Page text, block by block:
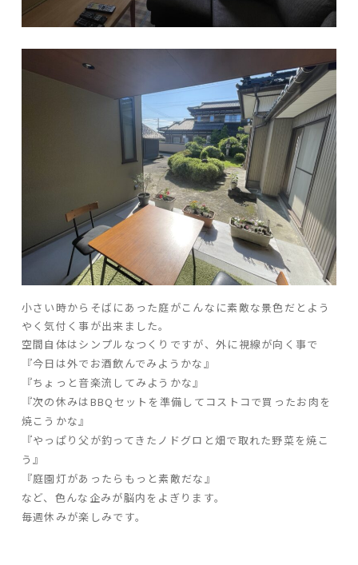
小さい時からそばにあった庭がこんなに素敵な景色だとよう
やく気付く事が出来ました。
空間自体はシンプルなつくりですが、外に視線が向く事で
『今日は外でお酒飲んでみようかな』
『ちょっと音楽流してみようかな』
『次の休みはBBQ セットを準備してコストコで買ったお肉を
焼こうかな』
『やっぱり父が釣ってきたノドグロと畑で取れた野菜を焼こ
う』
『庭園灯があったらもっと素敵だな』
など、色んな企みが脳内をよぎります。
毎週休みが楽しみです。